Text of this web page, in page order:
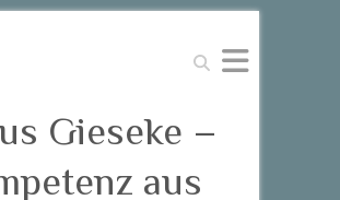
Suchen
Gieseke –
aus